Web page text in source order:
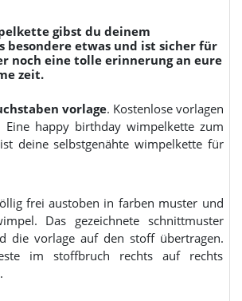
gibst du deinem
besondere etwas und ist sicher für
noch eine tolle erinnerung an eure
zeit.
vorlage. Kostenlose vorlagen
Eine happy birthday wimpelkette zum
deine selbstgenähte wimpelkette für
frei austoben in farben muster und
Das gezeichnete schnittmuster
die vorlage auf den stoff übertragen.
im stoffbruch rechts auf rechts